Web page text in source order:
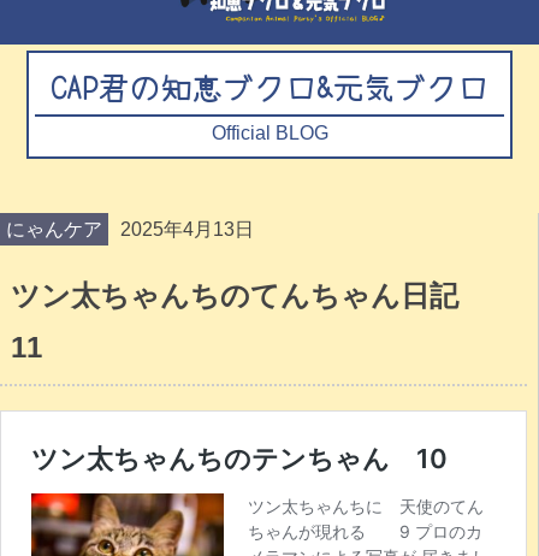
CAP君の知恵ブクロ&元気ブクロ
Official BLOG
にゃんケア 2025年4月13日
ツン太ちゃんちのてんちゃん日記
11